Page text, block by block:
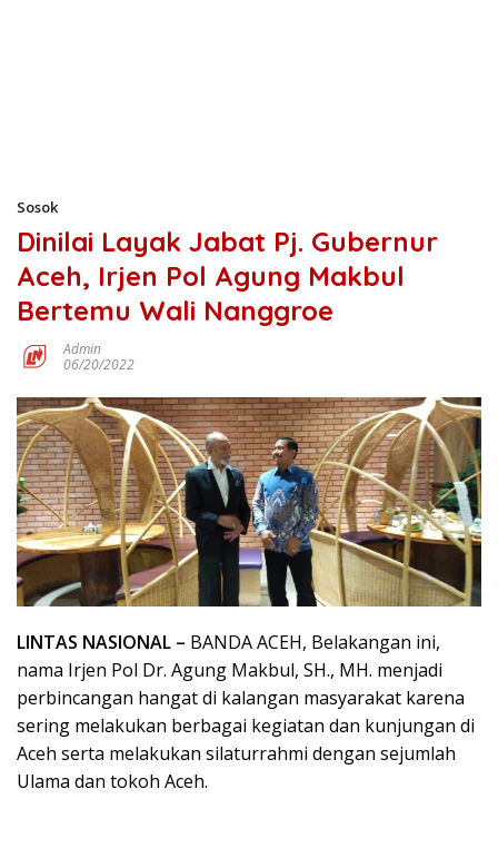
Sosok
Dinilai Layak Jabat Pj. Gubernur
Aceh, Irjen Pol Agung Makbul
Bertemu Wali Nanggroe
Admin
06/20/2022
LINTAS NASIONAL – BANDA ACEH, Belakangan ini,
nama Irjen Pol Dr. Agung Makbul, SH., MH. menjadi
perbincangan hangat di kalangan masyarakat karena
sering melakukan berbagai kegiatan dan kunjungan di
Aceh serta melakukan silaturrahmi dengan sejumlah
Ulama dan tokoh Aceh.